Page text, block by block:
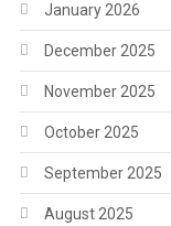
January 2026
December 2025
November 2025
October 2025
September 2025
August 2025